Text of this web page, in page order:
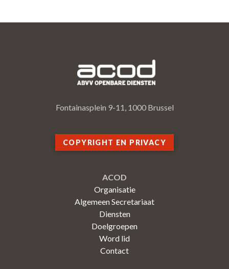
Fontainasplein 9-11, 1000 Brussel
COPYRIGHT EN PRIVACY
ACOD
Organisatie
Algemeen Secretariaat
Diensten
Doelgroepen
Word lid
Contact